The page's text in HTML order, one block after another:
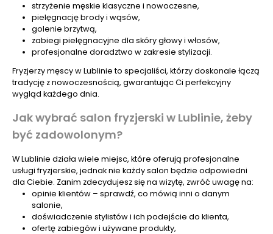
strzyżenie męskie klasyczne i nowoczesne,
pielęgnację brody i wąsów,
golenie brzytwą,
zabiegi pielęgnacyjne dla skóry głowy i włosów,
profesjonalne doradztwo w zakresie stylizacji.
Fryzjerzy męscy w Lublinie to specjaliści, którzy doskonale łączą
tradycję z nowoczesnością, gwarantując Ci perfekcyjny
wygląd każdego dnia.
Jak wybrać salon fryzjerski w Lublinie, żeby
być zadowolonym?
W Lublinie działa wiele miejsc, które oferują profesjonalne
usługi fryzjerskie, jednak nie każdy salon będzie odpowiedni
dla Ciebie. Zanim zdecydujesz się na wizytę, zwróć uwagę na:
opinie klientów – sprawdź, co mówią inni o danym
salonie,
doświadczenie stylistów i ich podejście do klienta,
ofertę zabiegów i używane produkty,